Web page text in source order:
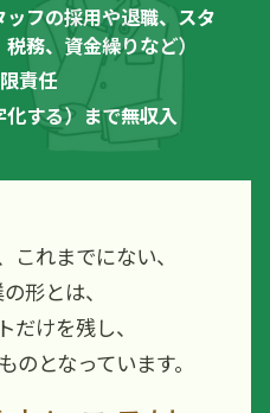
フの採用や退職、スタ
務、資金繰りなど）
責任
する）まで無収入
れまでにない、
形とは、
だけを残し、
となっています。